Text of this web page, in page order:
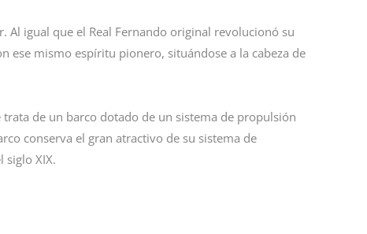
Al igual que el Real Fernando original revolucionó su
ese mismo espíritu pionero, situándose a la cabeza de
de un barco dotado de un sistema de propulsión
conserva el gran atractivo de su sistema de
siglo XIX.